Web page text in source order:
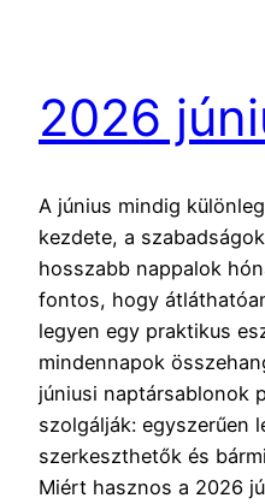
2026
A június mindig
kezdete, a
hosszabb nappalok
fontos, hogy
legyen egy praktikus
mindennapok
júniusi naptársablonok
szolgálják: egyszerűen
szerkeszthetők és
Miért hasznos a 2026